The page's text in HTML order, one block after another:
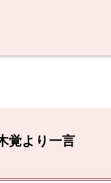
覚より一言